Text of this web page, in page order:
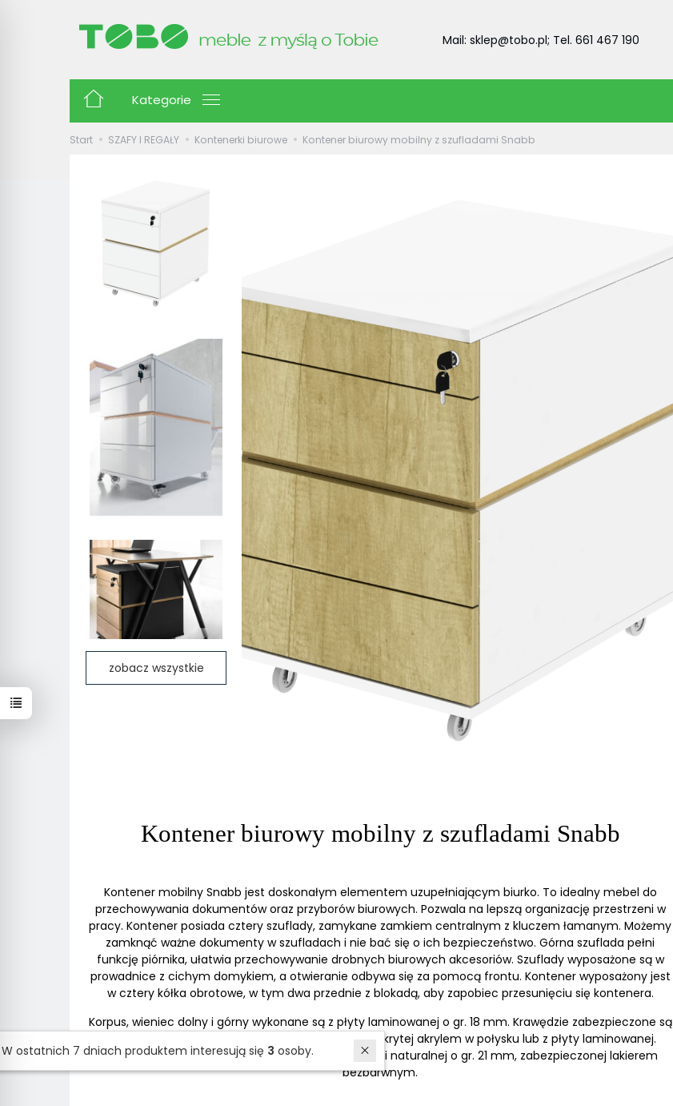
Mail: sklep@tobo.pl; Tel. 661 467 190
Kategorie
Start SZAFY I REGAŁY Kontenerki biurowe Kontener biurowy mobilny z szufladami Snabb
zobacz wszystkie
Kontener biurowy mobilny z szufladami Snabb
Kontener mobilny Snabb jest doskonałym elementem uzupełniającym biurko. To idealny mebel do
przechowywania dokumentów oraz przyborów biurowych. Pozwala na lepszą organizację przestrzeni w
pracy. Kontener posiada cztery szuflady, zamykane zamkiem centralnym z kluczem łamanym. Możemy
zamknąć ważne dokumenty w szufladach i nie bać się o ich bezpieczeństwo. Górna szuflada pełni
funkcję piórnika, ułatwia przechowywanie drobnych biurowych akcesoriów. Szuflady wyposażone są w
prowadnice z cichym domykiem, a otwieranie odbywa się za pomocą frontu. Kontener wyposażony jest
w cztery kółka obrotowe, w tym dwa przednie z blokadą, aby zapobiec przesunięciu się kontenera.
Korpus, wieniec dolny i górny wykonane są z płyty laminowanej o gr. 18 mm. Krawędzie zabezpieczone są
obrzeżem ABS. Fronty wykonane są z płyty MDF pokrytej akrylem w połysku lub z płyty laminowanej.
Poziomy podział kontenera wykonany jest ze sklejki naturalnej o gr. 21 mm, zabezpieczonej lakierem
bezbarwnym.
W ostatnich 7 dniach produktem interesują się 3osoby.